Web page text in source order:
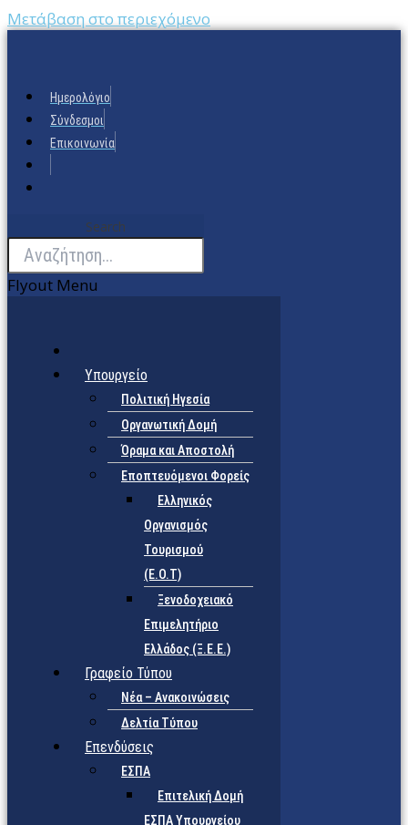
Μετάβαση στο περιεχόμενο
Ημερολόγιο
Σύνδεσμοι
Επικοινωνία
Search
Flyout Menu
Υπουργείο
Πολιτική Ηγεσία
Οργανωτική Δομή
Όραμα και Αποστολή
Εποπτευόμενοι Φορείς
Eλληνικός
Οργανισμός
Τουρισμού
(Ε.Ο.Τ)
Ξενοδοχειακό
Επιμελητήριο
Ελλάδος (Ξ.Ε.Ε.)
Γραφείο Τύπου
Νέα – Ανακοινώσεις
Δελτία Τύπου
Επενδύσεις
ΕΣΠΑ
Επιτελική Δομή
ΕΣΠΑ Υπουργείου